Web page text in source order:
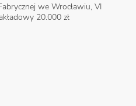
we Wrocławiu, VI
20.000 zł